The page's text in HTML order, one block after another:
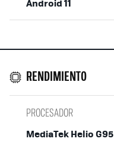
Android 11
RENDIMIENTO
PROCESADOR
MediaTek Helio G95